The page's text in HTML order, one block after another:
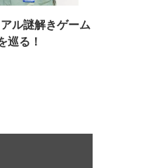
ル謎解きゲーム
巡る！